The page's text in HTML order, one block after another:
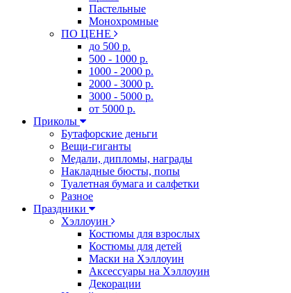
Пастельные
Монохромные
ПО ЦЕНЕ
до 500 р.
500 - 1000 р.
1000 - 2000 р.
2000 - 3000 р.
3000 - 5000 р.
от 5000 р.
Приколы
Бутафорские деньги
Вещи-гиганты
Медали, дипломы, награды
Накладные бюсты, попы
Туалетная бумага и салфетки
Разное
Праздники
Хэллоуин
Костюмы для взрослых
Костюмы для детей
Маски на Хэллоуин
Аксессуары на Хэллоуин
Декорации